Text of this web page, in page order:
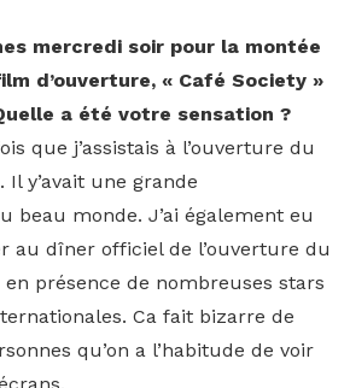
mercredi soir pour la montée
d’ouverture, « Café Society »
a été votre sensation ?
que j’assistais à l’ouverture du
Il y’avait une grande
beau monde. J’ai également eu
au dîner officiel de l’ouverture du
en présence de nombreuses stars
Ca fait bizarre de
qu’on a l’habitude de voir